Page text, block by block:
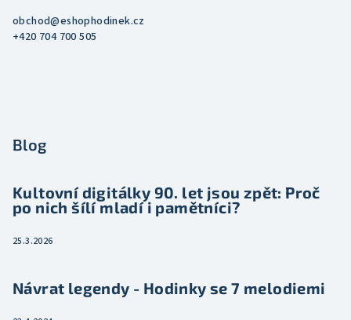
obchod@eshophodinek.cz
+420 704 700 505
Blog
Kultovní digitálky 90. let jsou zpět: Proč
po nich šílí mladí i pamětníci?
25.3.2026
Návrat legendy - Hodinky se 7 melodiemi